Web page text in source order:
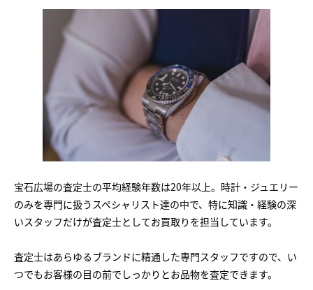
宝石広場の査定士の平均経験年数は20年以上。時計・ジュエリー
のみを専門に扱うスペシャリスト達の中で、特に知識・経験の深
いスタッフだけが査定士としてお買取りを担当しています。
査定士はあらゆるブランドに精通した専門スタッフですので、い
つでもお客様の目の前でしっかりとお品物を査定できます。